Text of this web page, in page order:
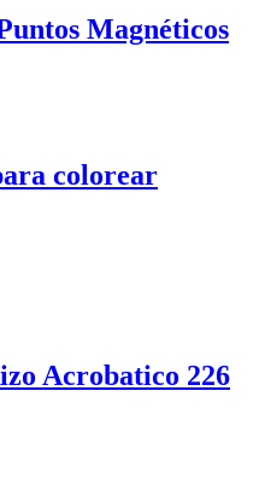
Magnéticos
colorear
Acrobatico 226